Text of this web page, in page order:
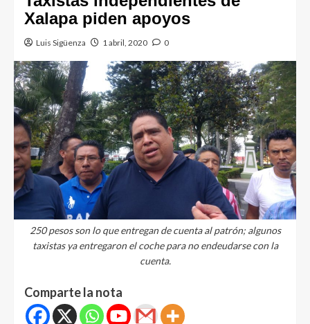
Xalapa piden apoyos
Luis Sigüenza 1 abril, 2020 0
250 pesos son lo que entregan de cuenta al patrón; algunos
taxistas ya entregaron el coche para no endeudarse con la
cuenta.
Comparte la nota